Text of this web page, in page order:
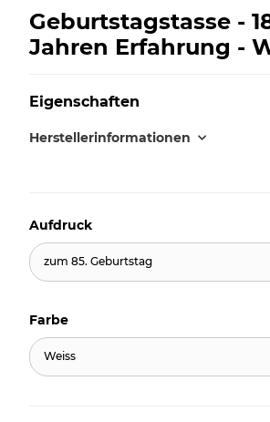
Geburtstagstasse -
Jahren Erfahrung -
Eigenschaften
Herstellerinformationen
Aufdruck
zum 85. Geburtstag
Farbe
Weiss